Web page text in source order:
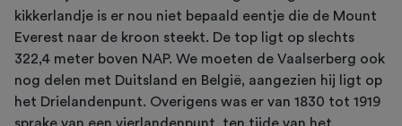
kikkerlandje is er nou niet bepaald eentje die de Mount
Everest naar de kroon steekt. De top ligt op slechts
322,4 meter boven NAP. We moeten de Vaalserberg ook
nog delen met Duitsland en België, aangezien hij ligt op
het Drielandenpunt. Overigens was er van 1830 tot 1919